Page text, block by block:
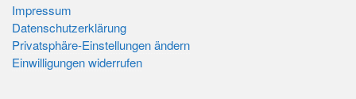
Impressum
Datenschutzerklärung
Privatsphäre-Einstellungen ändern
Einwilligungen widerrufen